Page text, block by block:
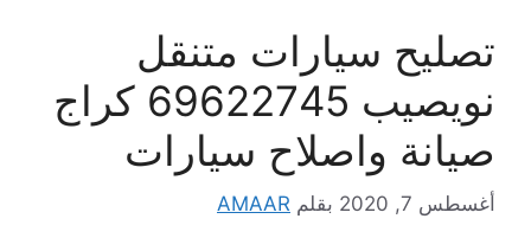
تصليح سيارات متنقل
نويصيب 69622745 كراج
صيانة واصلاح سيارات
أغسطس 7, 2020 بقلم AMAAR